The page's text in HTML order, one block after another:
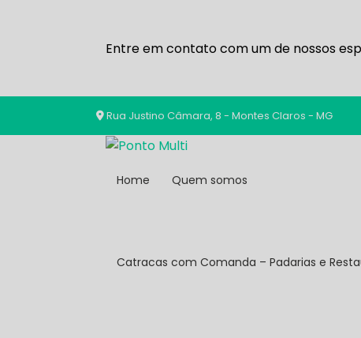
Entre em contato com um de nossos
Rua Justino Câmara, 8 - Montes Claros - MG
Home Quem somos
Catracas com Comanda – Padarias e